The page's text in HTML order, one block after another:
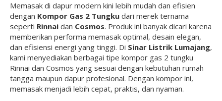
Memasak di dapur modern kini lebih mudah dan efisien
dengan Kompor Gas 2 Tungku dari merek ternama
seperti Rinnai dan Cosmos. Produk ini banyak dicari karena
memberikan performa memasak optimal, desain elegan,
dan efisiensi energi yang tinggi. Di Sinar Listrik Lumajang,
kami menyediakan berbagai tipe kompor gas 2 tungku
Rinnai dan Cosmos yang sesuai dengan kebutuhan rumah
tangga maupun dapur profesional. Dengan kompor ini,
memasak menjadi lebih cepat, praktis, dan nyaman.